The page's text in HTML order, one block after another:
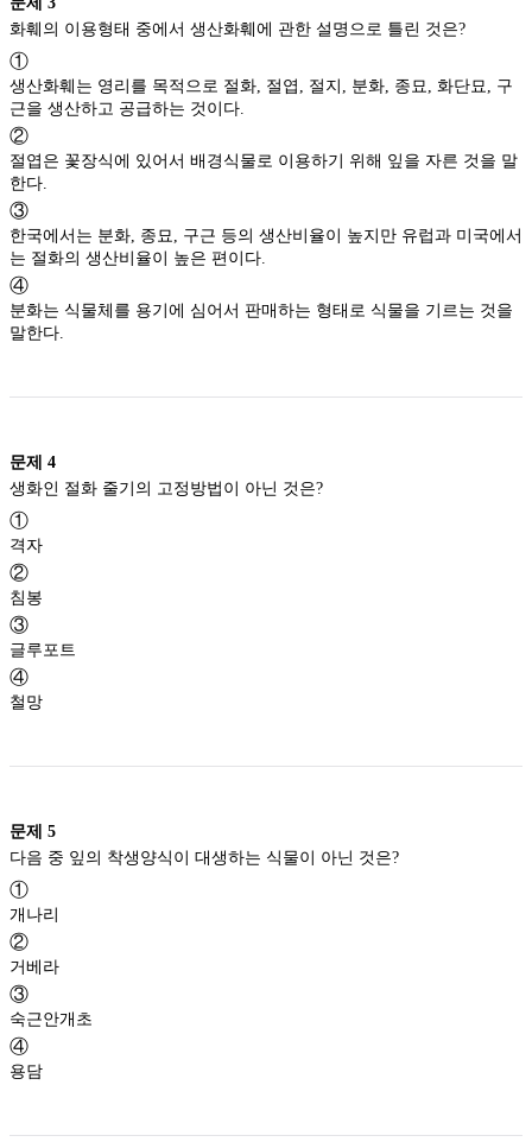
①
생산화훼는 영리를 목적으로 절화, 절엽, 절지, 분화, 종묘, 화단묘, 구
근을 생산하고 공급하는 것이다.
②
절엽은 꽃장식에 있어서 배경식물로 이용하기 위해 잎을 자른 것을 말
한다.
③
한국에서는 분화, 종묘, 구근 등의 생산비율이 높지만 유럽과 미국에서
는 절화의 생산비율이 높은 편이다.
④
분화는 식물체를 용기에 심어서 판매하는 형태로 식물을 기르는 것을
말한다.
문제 4
①
격자
②
침봉
③
글루포트
④
철망
문제 5
①
개나리
②
거베라
③
숙근안개초
④
용담